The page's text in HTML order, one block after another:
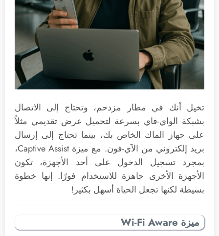
تخيل أنك في مطار مزدحم، وتحتاج إلى الاتصال
بشبكة الواي-فاي بسرعة لتحميل عرض تقديمي مثلاً
على جهاز الماك الخاص بك، بينما تحتاج إلى إرسال
بريد إلكتروني من الآي-فون. مع ميزة Captive Assist،
بمجرد تسجيل الدخول على أحد الأجهزة، تكون
الأجهزة الأخرى جاهزة للاستخدام فورًا. إنها خطوة
بسيطة لكنها تجعل الحياة أسهل بكثير!
ميزة Wi-Fi Aware